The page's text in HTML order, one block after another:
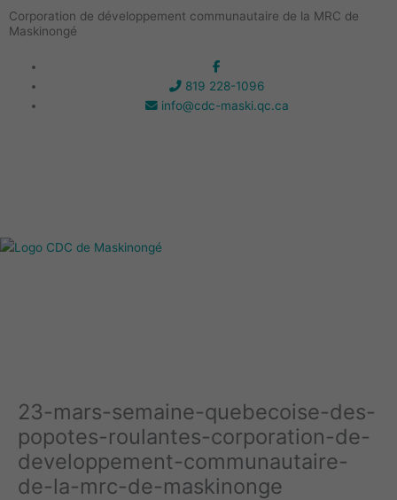
Aller
au
Corporation de développement communautaire de la MRC de
Maskinongé
819 228-1096
info@cdc-maski.qc.ca
23-mars-semaine-quebecoise-des-
popotes-roulantes-corporation-de-
developpement-communautaire-
de-la-mrc-de-maskinonge